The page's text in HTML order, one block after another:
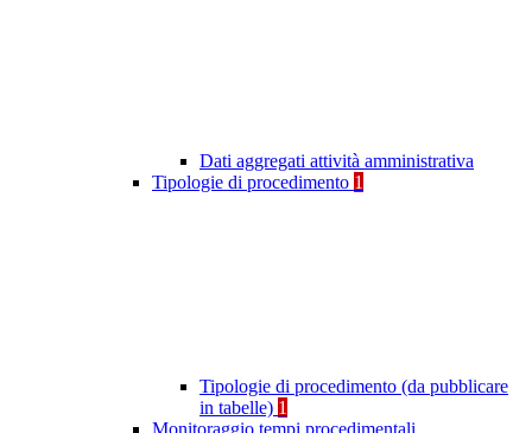
Dati aggregati attività amministrativa
Tipologie di procedimento 1
Tipologie di procedimento (da pubblicare
in tabelle) 1